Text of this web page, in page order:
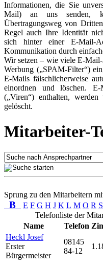
Informationen, die Sie
Mail) an uns senden,
Übertragungsweg von
Regel auch Ihre Identität
sich hinter einer E-Mail-
Kommunikation durch
Wir setzen – wie viele E-
Werbung („SPAM-Filter“)
E-Mails fälschlicherweise
einordnen und löschen. E-
(„Viren“) enthalten,
gelöscht.
Mitarbeiter-
Sprung zu den Mitarbeitern
B E F G H J K L M O R S
Telefonliste der
Name
Telefon
Heckl Josef
Erster
Bürgermeister
08145
84-12